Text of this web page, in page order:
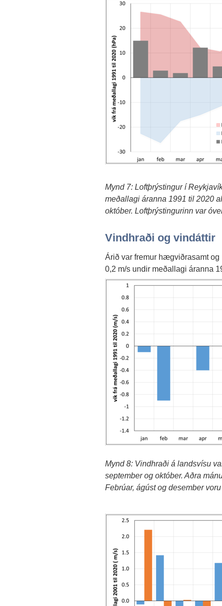
Mynd 7: Loftþrýstingur í
meðallagi áranna 1991 til 2020
október. Loftþrýstingurinn var
Vindhraði og vindáttir
Árið var fremur hægviðrasamt
0,2 m/s undir meðallagi áranna
Mynd 8: Vindhraði á landsvísu
september og október. Aðra
Febrúar, ágúst og desember